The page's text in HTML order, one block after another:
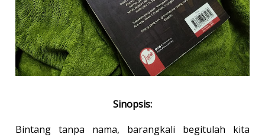
Sinopsis:
Bintang tanpa nama, barangkali begitulah kita